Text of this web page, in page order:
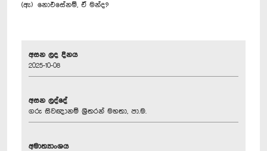
(ඇ) නොඑසේනම්, ඒ මන්ද?
අසන ලද දිනය
2025-10-08
අසන ලද්දේ
ගරු සිවඥානම් ශ්‍රීතරන් මහතා, පා.ම.
අමාත්‍යාංශය